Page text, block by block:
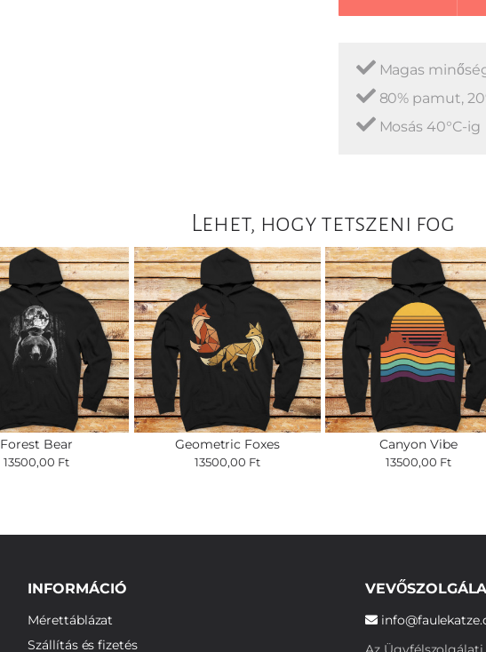
Magas
80% pamut,
Mosás 40°C-ig
Lehet, hogy tetszeni fog
Forest Bear
13500,00 Ft
Geometric Foxes
13500,00 Ft
Canyon Vibe
13500,00 Ft
INFORMÁCIÓ
Mérettáblázat
Szállítás és fizetés